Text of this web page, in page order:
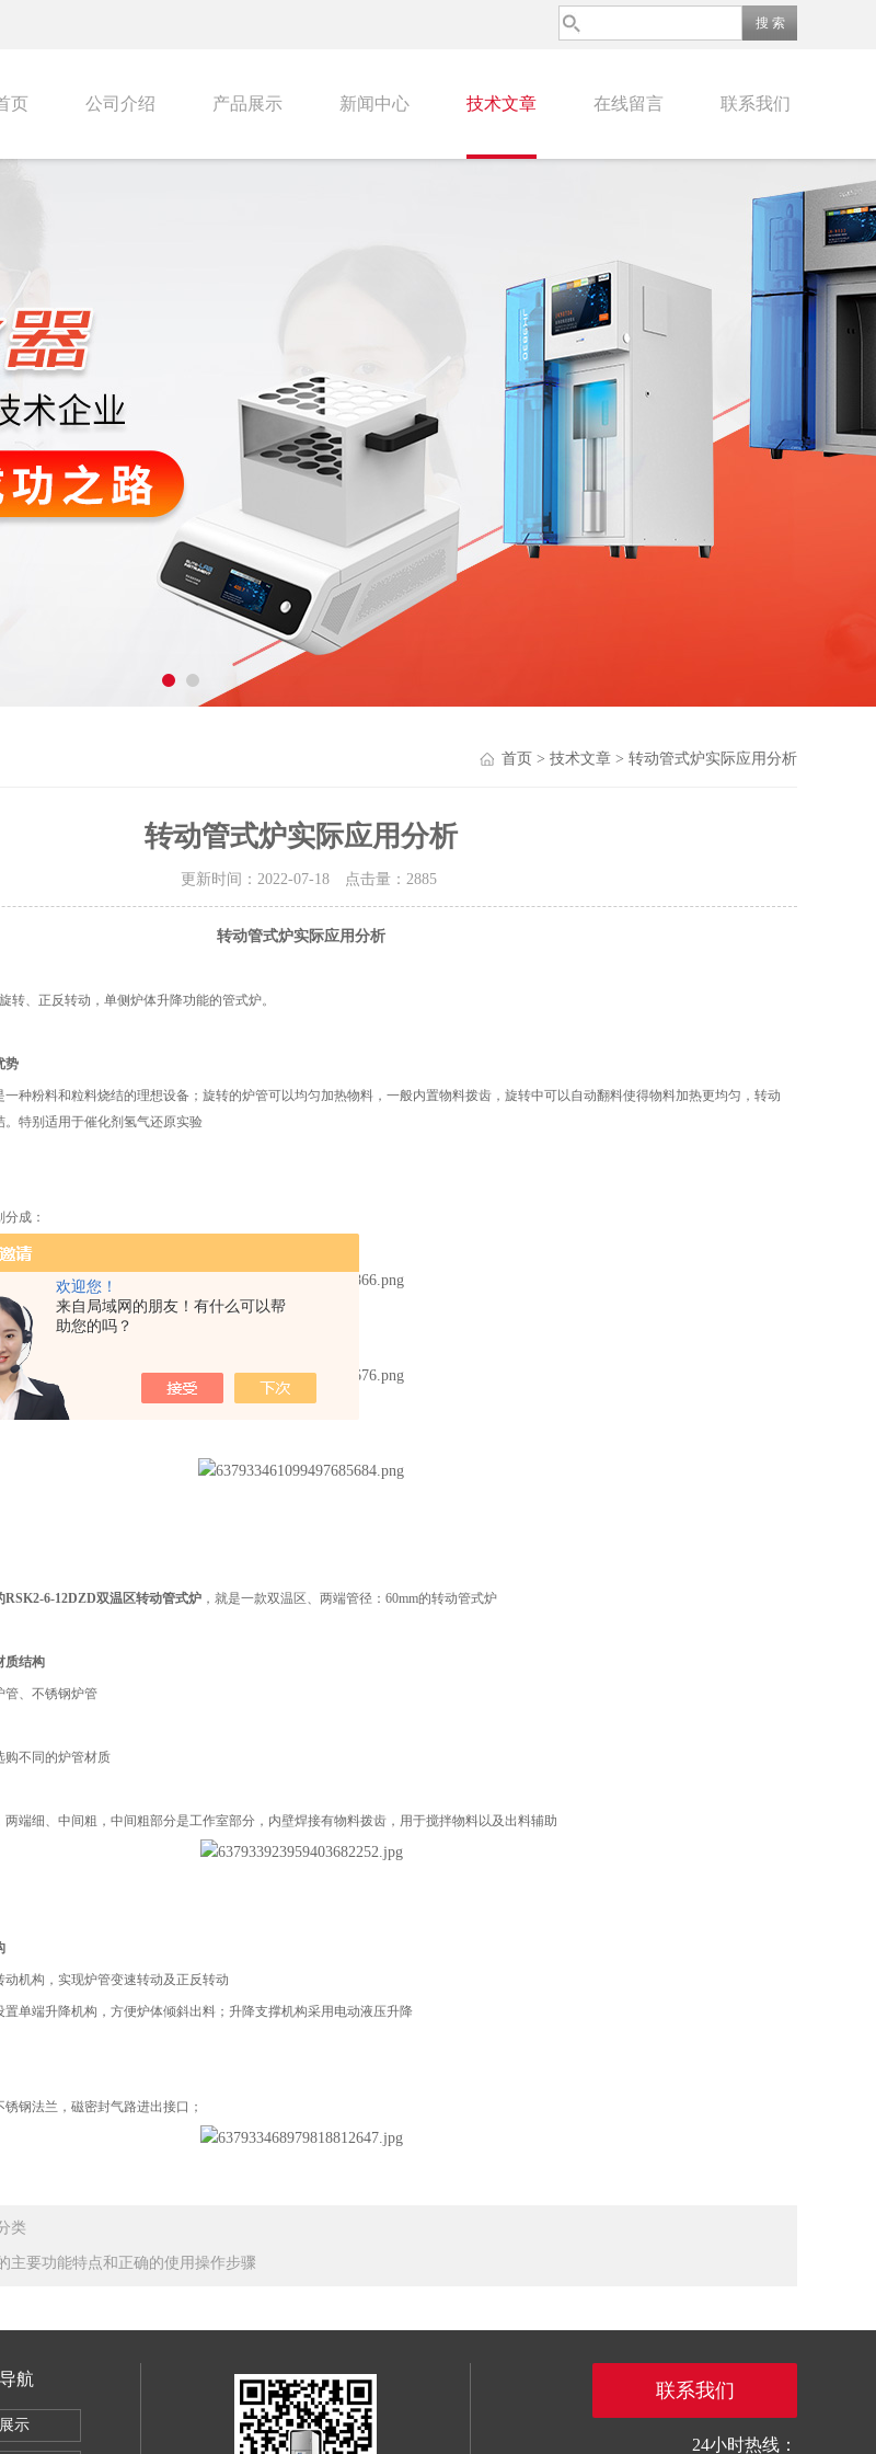
欢迎您！
来自局域网的朋友！有什么可以帮
助您的吗？
页 公司介绍 产品展示 新闻中心 技术文章 在线留言 联系我们
首页 > 技术文章 > 转动管式炉实际应用分析
转动管式炉实际应用分析
更新时间：2022-07-18 点击量： 2885
转动管式炉实际应用分析
转、正反转动，单侧炉体升降功能的管式炉。
势
一种粉料和粒料烧结的理想设备；旋转的炉管可以均匀加热物料，一般内置物料拨齿，旋转中可以自动翻料使得物料加热更均匀，转动
特别适用于催化剂氢气还原实验
成：
6-12DZD双温区转动管式炉 ，就是一款双温区、两端管径：60mm的转动管式炉
质结构
管、不锈钢炉管
购不同的炉管材质
端细、中间粗，中间粗部分是工作室部分，内壁焊接有物料拨齿，用于搅拌物料以及出料辅助
机构，实现炉管变速转动及正反转动
单端升降机构，方便炉体倾斜出料；升降支撑机构采用电动液压升降
钢法兰，磁密封气路进出接口；
类
主要功能特点和正确的使用操作步骤
航
示
联系我们
24小时热线：